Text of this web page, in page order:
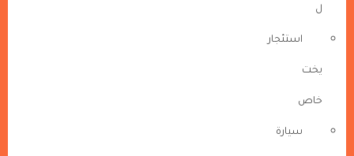
ل
استئجار
يخت
خاص
سيارة